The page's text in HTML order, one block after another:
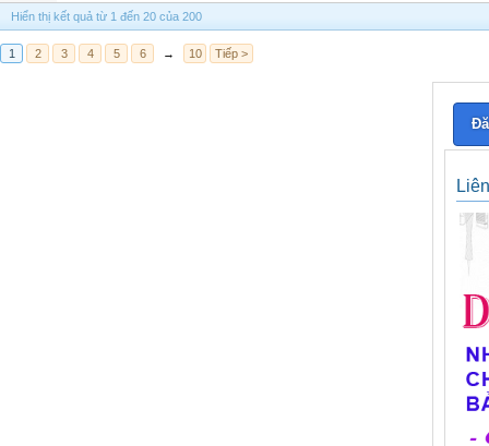
Hiển thị kết quả từ 1 đến 20 của 200
1 2 3 4 5 6 → 10 Tiếp >